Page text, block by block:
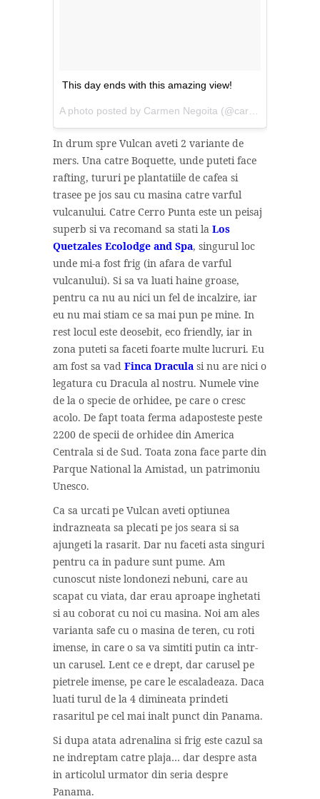
This day ends with this amazing view!
A photo posted by Carmen Negoita (@carmennegoita) on
In drum spre Vulcan aveti 2 variante de
mers. Una catre Boquette, unde puteti face
rafting, tururi pe plantatiile de cafea si
trasee pe jos sau cu masina catre varful
vulcanului. Catre Cerro Punta este un peisaj
superb si va recomand sa stati la Los
Quetzales Ecolodge and Spa, singurul loc
unde mi-a fost frig (in afara de varful
vulcanului). Si sa va luati haine groase,
pentru ca nu au nici un fel de incalzire, iar
eu nu mai stiam ce sa mai pun pe mine. In
rest locul este deosebit, eco friendly, iar in
zona puteti sa faceti foarte multe lucruri. Eu
am fost sa vad Finca Dracula si nu are nici o
legatura cu Dracula al nostru. Numele vine
de la o specie de orhidee, pe care o cresc
acolo. De fapt toata ferma adaposteste peste
2200 de specii de orhidee din America
Centrala si de Sud. Toata zona face parte din
Parque National la Amistad, un patrimoniu
Unesco.
Ca sa urcati pe Vulcan aveti optiunea
indrazneata sa plecati pe jos seara si sa
ajungeti la rasarit. Dar nu faceti asta singuri
pentru ca in padure sunt pume. Am
cunoscut niste londonezi nebuni, care au
scapat cu viata, dar erau aproape inghetati
si au coborat cu noi cu masina. Noi am ales
varianta safe cu o masina de teren, cu roti
imense, in care o sa va simtiti putin ca intr-
un carusel. Lent ce e drept, dar carusel pe
pietrele imense, pe care le escaladeaza. Daca
luati turul de la 4 dimineata prindeti
rasaritul pe cel mai inalt punct din Panama.
Si dupa atata adrenalina si frig este cazul sa
ne indreptam catre plaja… dar despre asta
in articolul urmator din seria despre
Panama.